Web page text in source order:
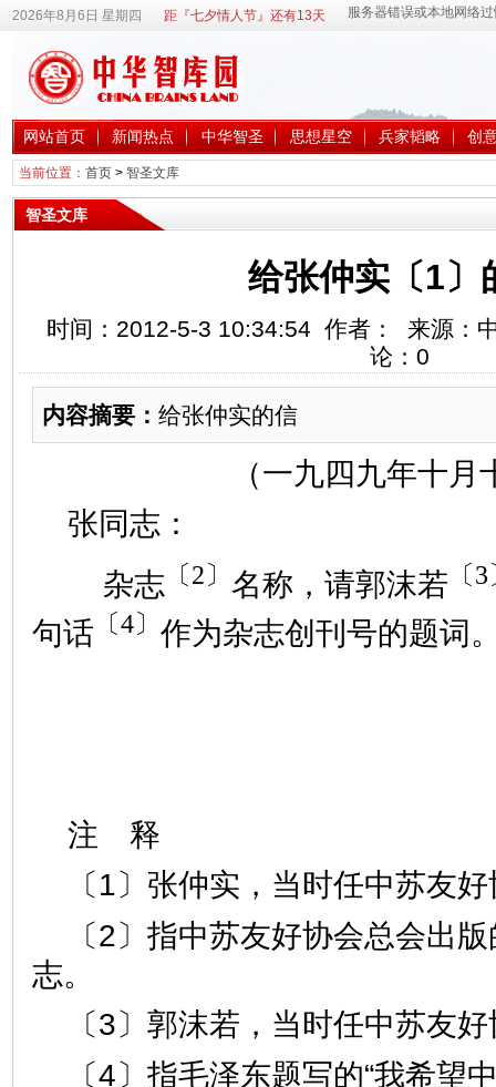
2026年8月6日 星期四 距『七夕情人节』还有13天
网站首页 新闻热点 中华智圣 思想星空 兵家韬略 创
当前位置： 首页> 智圣文库
智圣文库
给张仲实〔1〕
时间：2012-5-3 10:34:54 作者： 来源：
论： 0
内容摘要： 给张仲实的信
（一九四九年十月
张同志：
杂志 〔2〕 名称，请郭沫若 〔3
句话 〔4〕 作为杂志创刊号的题词
注 释
〔1〕张仲实，当时任中苏友
〔2〕指中苏友好协会总会出
志。
〔3〕郭沫若，当时任中苏友
〔4〕指毛泽东题写的“我希望